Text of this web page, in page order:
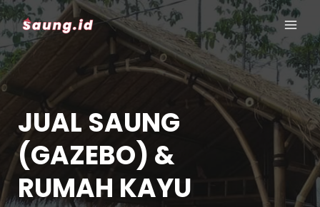
JUAL SAUNG
(GAZEBO) &
RUMAH KAYU